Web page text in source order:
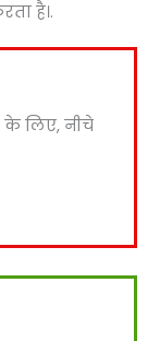
है।.
के लिए, नीचे